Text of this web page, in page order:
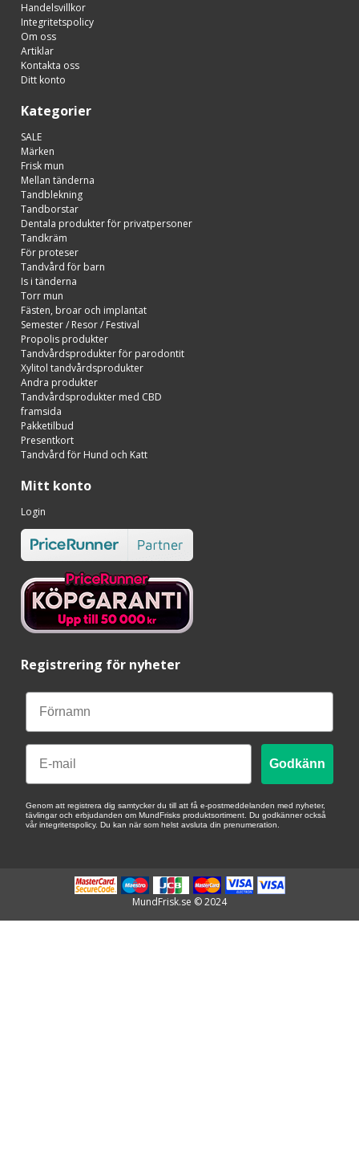
Handelsvillkor
Integritetspolicy
Om oss
Artiklar
Kontakta oss
Ditt konto
Kategorier
SALE
Märken
Frisk mun
Mellan tänderna
Tandblekning
Tandborstar
Dentala produkter för privatpersoner
Tandkräm
För proteser
Tandvård för barn
Is i tänderna
Torr mun
Fästen, broar och implantat
Semester / Resor / Festival
Propolis produkter
Tandvårdsprodukter för parodontit
Xylitol tandvårdsprodukter
Andra produkter
Tandvårdsprodukter med CBD
framsida
Pakketilbud
Presentkort
Tandvård för Hund och Katt
Mitt konto
Login
Registrering för nyheter
Email
Godkänn
Genom att registrera dig samtycker du till att få e-postmeddelanden med nyheter,
tävlingar och erbjudanden om MundFrisks produktsortiment. Du godkänner också
vår integritetspolicy. Du kan när som helst avsluta din prenumeration.
MundFrisk.se © 2024